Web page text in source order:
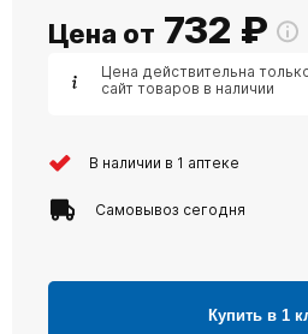
Цена от 732 ₽
Цена действительна
сайт товаров в наличии
В наличии в 1 аптеке
Самовывоз сегодня
Купить в 1